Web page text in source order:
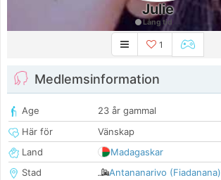
Julie
Lång tid
1
Medlemsinformation
Age
23 år gammal
Här för
Vänskap
Land
Madagaskar
Stad
Antananarivo (Fiadanana)